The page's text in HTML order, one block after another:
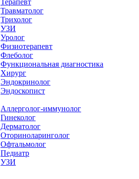
Терапевт
Травматолог
Трихолог
УЗИ
Уролог
Физиотерапевт
Флеболог
Функциональная диагностика
Хирург
Эндокринолог
Эндоскопист
Аллерголог-иммунолог
Гинеколог
Дерматолог
Оториноларинголог
Офтальмолог
Педиатр
УЗИ